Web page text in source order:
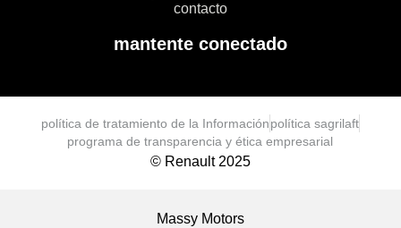
contacto
mantente conectado
política de tratamiento de la Informaciónpolítica sagrilaft
programa de transparencia y ética empresarial
© Renault 2025
Massy Motors